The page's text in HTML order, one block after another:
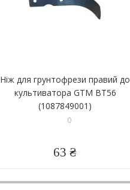
Ніж для грунтофрези правий до
культиватора GTM BT56
(1087849001)
0
63 ₴